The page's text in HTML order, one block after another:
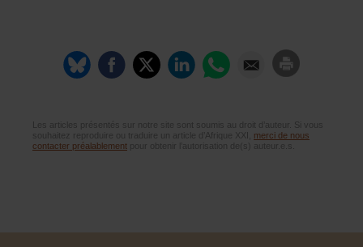
Les articles présentés sur notre site sont soumis au droit d’auteur. Si vous
souhaitez reproduire ou traduire un article d’Afrique XXI, merci de nous
contacter préalablement pour obtenir l’autorisation de(s) auteur.e.s.